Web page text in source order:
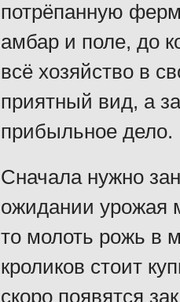
потрёпанную
амбар и поле, до
всё хозяйство в
приятный вид, а
прибыльное дело.
Сначала нужно
ожидании урожая
то молоть рожь в
кроликов стоит
скоро появятся